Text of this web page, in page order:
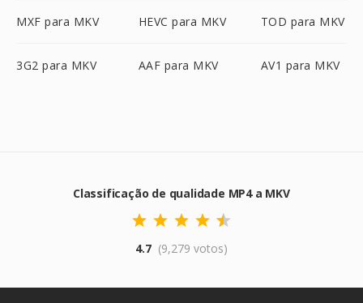
MXF para MKV HEVC para MKV TOD para MKV
3G2 para MKV AAF para MKV AV1 para MKV
Classificação de qualidade MP4 a MKV
4.7 (9,279 votos)